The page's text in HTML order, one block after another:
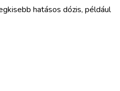
hatásos dózis, például